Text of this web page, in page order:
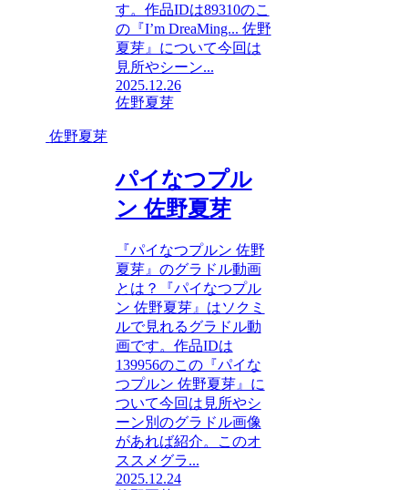
す。作品IDは89310のこ
の『I’m DreaMing... 佐野
夏芽』について今回は
見所やシーン...
2025.12.26
佐野夏芽
佐野夏芽
パイなつプル
ン 佐野夏芽
『パイなつプルン 佐野
夏芽』のグラドル動画
とは？『パイなつプル
ン 佐野夏芽』はソクミ
ルで見れるグラドル動
画です。作品IDは
139956のこの『パイな
つプルン 佐野夏芽』に
ついて今回は見所やシ
ーン別のグラドル画像
があれば紹介。このオ
ススメグラ...
2025.12.24